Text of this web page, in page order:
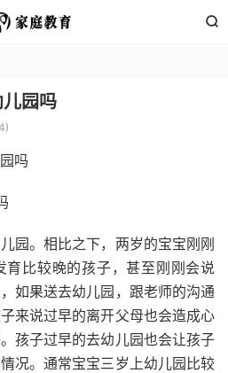

园吗
园。相比之下，两岁的宝宝刚刚
育比较晚的孩子，甚至刚刚会说
如果送去幼儿园，跟老师的沟通
来说过早的离开父母也会造成心
孩子过早的去幼儿园也会让孩子
况。通常宝宝三岁上幼儿园比较